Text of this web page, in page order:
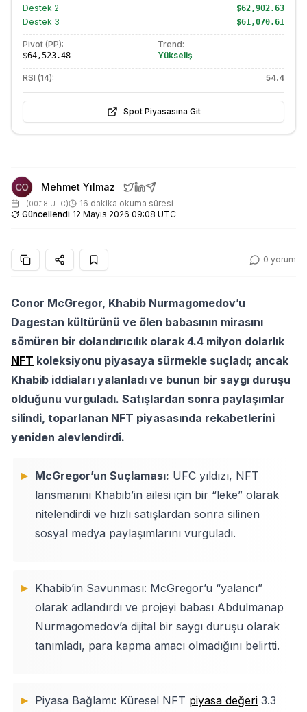
Destek 2 $62,902.63
Destek 3 $61,070.61
Pivot (PP):
$64,523.48
Trend:
Yükseliş
RSI (14): 54.4
Spot Piyasasına Git
Mehmet Yılmaz
(00:18 UTC)
16 dakika okuma süresi
Güncellendi 12 Mayıs 2026 09:08 UTC
0 yorum
Conor McGregor, Khabib Nurmagomedov’u
Dagestan kültürünü ve ölen babasının mirasını
sömüren bir dolandırıcılık olarak 4.4 milyon dolarlık
NFT koleksiyonu piyasaya sürmekle suçladı; ancak
Khabib iddiaları yalanladı ve bunun bir saygı duruşu
olduğunu vurguladı. Satışlardan sonra paylaşımlar
silindi, toparlanan NFT piyasasında rekabetlerini
yeniden alevlendirdi.
McGregor’un Suçlaması: UFC yıldızı, NFT
lansmanını Khabib’in ailesi için bir “leke” olarak
nitelendirdi ve hızlı satışlardan sonra silinen
sosyal medya paylaşımlarını vurguladı.
Khabib’in Savunması: McGregor’u “yalancı”
olarak adlandırdı ve projeyi babası Abdulmanap
Nurmagomedov’a dijital bir saygı duruşu olarak
tanımladı, para kapma amacı olmadığını belirtti.
Piyasa Bağlamı: Küresel NFT piyasa değeri 3.3